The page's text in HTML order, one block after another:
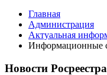
Главная
Администрация
Актуальная
Информационные
Новости Росреестра